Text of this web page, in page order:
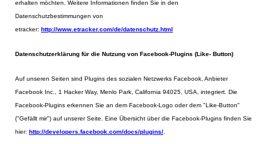
erhalten möchten. Weitere Informationen finden Sie in den
Datenschutzbestimmungen von
etracker: http://www.etracker.com/de/datenschutz.html
Datenschutzerklärung für die Nutzung von Facebook-Plugins (Like- Button)
Auf unseren Seiten sind Plugins des sozialen Netzwerks Facebook, Anbieter
Facebook Inc., 1 Hacker Way, Menlo Park, California 94025, USA, integriert. Die
Facebook-Plugins erkennen Sie an dem Facebook-Logo oder dem "Like-Button"
("Gefällt mir") auf unserer Seite. Eine Übersicht über die Facebook-Plugins finden Sie
hier: http://developers.facebook.com/docs/plugins/